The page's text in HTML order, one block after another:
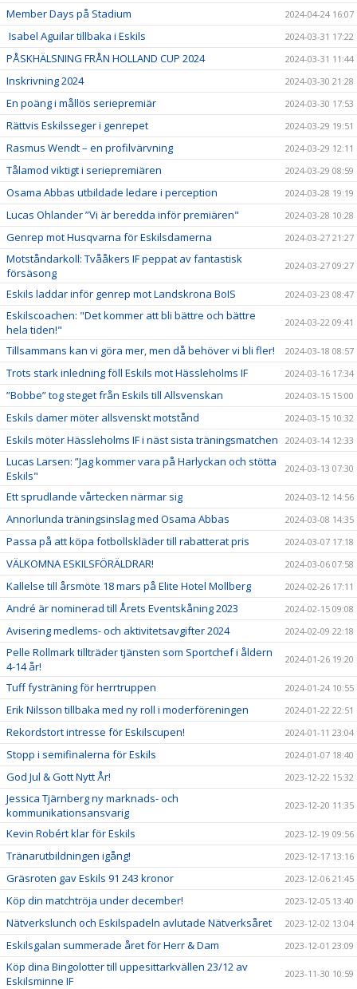
Member Days på Stadium 2024-04-24 16:07
Isabel Aguilar tillbaka i Eskils 2024-03-31 17:22
PÅSKHÄLSNING FRÅN HOLLAND CUP 2024 2024-03-31 11:44
Inskrivning 2024 2024-03-30 21:28
En poäng i mållös seriepremiär 2024-03-30 17:53
Rättvis Eskilsseger i genrepet 2024-03-29 19:51
Rasmus Wendt – en profilvärvning 2024-03-29 12:11
Tålamod viktigt i seriepremiären 2024-03-29 08:59
Osama Abbas utbildade ledare i perception 2024-03-28 19:19
Lucas Ohlander ”Vi är beredda inför premiären" 2024-03-28 10:28
Genrep mot Husqvarna för Eskilsdamerna 2024-03-27 21:27
Motståndarkoll: Tvååkers IF peppat av fantastisk
försäsong
2024-03-27 09:27
Eskils laddar inför genrep mot Landskrona BoIS 2024-03-23 08:47
Eskilscoachen: "Det kommer att bli bättre och bättre
hela tiden!"
2024-03-22 09:41
Tillsammans kan vi göra mer, men då behöver vi bli fler! 2024-03-18 08:57
Trots stark inledning föll Eskils mot Hässleholms IF 2024-03-16 17:34
”Bobbe” tog steget från Eskils till Allsvenskan 2024-03-15 15:00
Eskils damer möter allsvenskt motstånd 2024-03-15 10:32
Eskils möter Hässleholms IF i näst sista träningsmatchen 2024-03-14 12:33
Lucas Larsen: ”Jag kommer vara på Harlyckan och stötta
Eskils"
2024-03-13 07:30
Ett sprudlande vårtecken närmar sig 2024-03-12 14:56
Annorlunda träningsinslag med Osama Abbas 2024-03-08 14:35
Passa på att köpa fotbollskläder till rabatterat pris 2024-03-07 17:18
VÄLKOMNA ESKILSFÖRÄLDRAR! 2024-03-06 07:58
Kallelse till årsmöte 18 mars på Elite Hotel Mollberg 2024-02-26 17:11
André är nominerad till Årets Eventskåning 2023 2024-02-15 09:08
Avisering medlems- och aktivitetsavgifter 2024 2024-02-09 22:18
Pelle Rollmark tillträder tjänsten som Sportchef i åldern
4-14 år!
2024-01-26 19:20
Tuff fysträning för herrtruppen 2024-01-24 10:55
Erik Nilsson tillbaka med ny roll i moderföreningen 2024-01-22 22:51
Rekordstort intresse för Eskilscupen! 2024-01-11 23:04
Stopp i semifinalerna för Eskils 2024-01-07 18:40
God Jul & Gott Nytt År! 2023-12-22 15:32
Jessica Tjärnberg ny marknads- och
kommunikationsansvarig
2023-12-20 11:35
Kevin Robért klar för Eskils 2023-12-19 09:56
Tränarutbildningen igång! 2023-12-17 13:16
Gräsroten gav Eskils 91 243 kronor 2023-12-06 21:45
Köp din matchtröja under december! 2023-12-05 13:40
Nätverkslunch och Eskilspadeln avlutade Nätverksåret 2023-12-02 13:04
Eskilsgalan summerade året för Herr & Dam 2023-12-01 23:09
Köp dina Bingolotter till uppesittarkvällen 23/12 av
Eskilsminne IF
2023-11-30 10:59